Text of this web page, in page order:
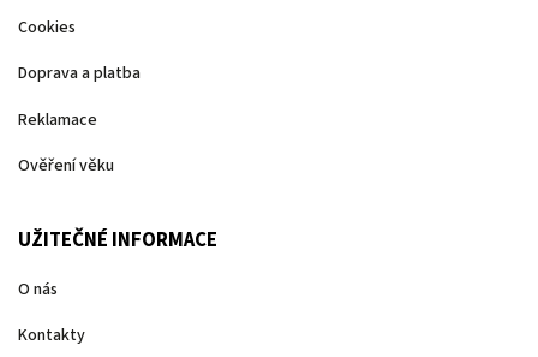
Cookies
Doprava a platba
Reklamace
Ověření věku
UŽITEČNÉ INFORMACE
O nás
Kontakty